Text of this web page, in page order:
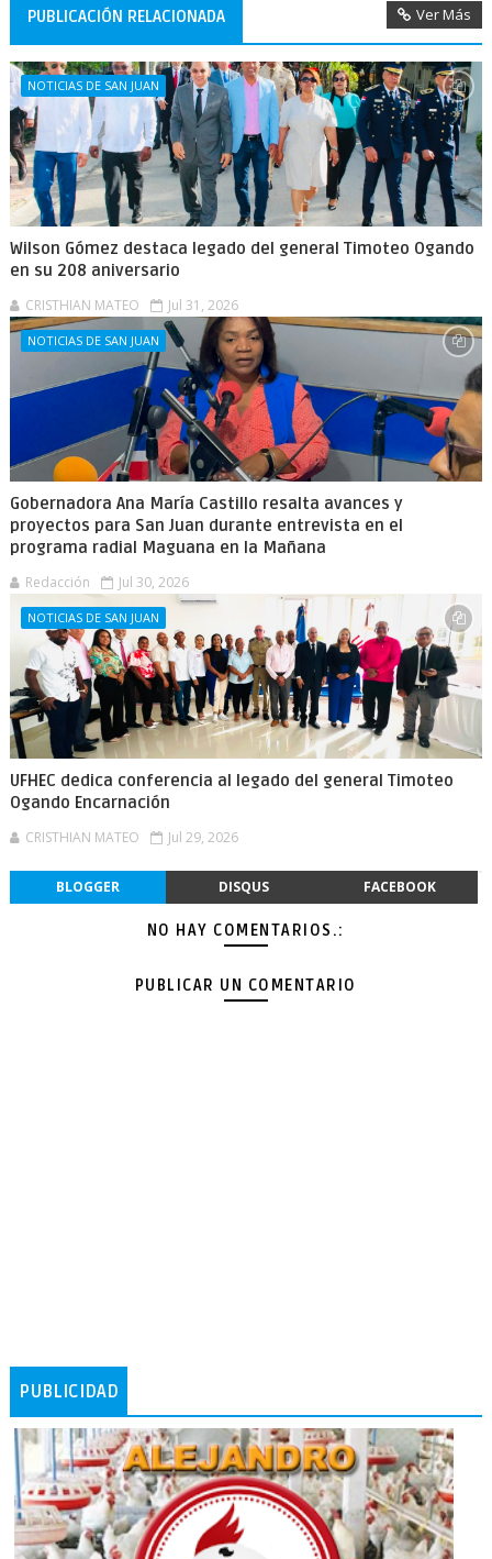
PUBLICACIÓN RELACIONADA Ver Más
NOTICIAS DE SAN JUAN
Wilson Gómez destaca legado del general Timoteo Ogando
en su 208 aniversario
CRISTHIAN MATEO Jul 31, 2026
NOTICIAS DE SAN JUAN
Gobernadora Ana María Castillo resalta avances y
proyectos para San Juan durante entrevista en el
programa radial Maguana en la Mañana
Redacción Jul 30, 2026
NOTICIAS DE SAN JUAN
UFHEC dedica conferencia al legado del general Timoteo
Ogando Encarnación
CRISTHIAN MATEO Jul 29, 2026
BLOGGER DISQUS FACEBOOK
NO HAY COMENTARIOS.:
PUBLICAR UN COMENTARIO
PUBLICIDAD